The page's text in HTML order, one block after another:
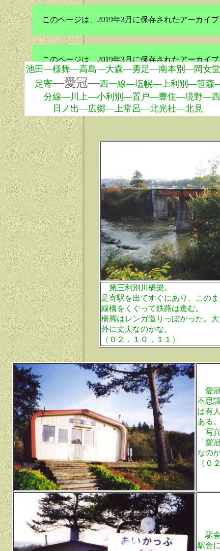
このページは、2019年3月に保存されたアーカイ
第三利別川橋梁。
足寄駅を出てすぐにあり、この
線橋をくぐって鉄路は進む。
橋脚はレンガ造りっぽかった。
外に丈夫なのかな。
（０２．１０．１１）
愛
不思
は有
ある
写真
「愛
なの
（０
駅舎
駅舎
池田—様舞—高島—大森—勇足—南本別—岡女
足寄—愛冠—西一線—塩幌—上利別—笹
分線—川上—小利別—置戸—豊住—境野—西
日ノ出—広郷—上常呂—北光社—北見
このページは、2019年3月に保存されたアーカイ